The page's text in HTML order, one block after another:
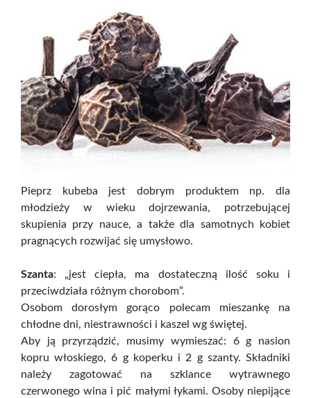
Pieprz kubeba jest dobrym produktem np. dla
młodzieży w wieku dojrzewania, potrzebującej
skupienia przy nauce, a także dla samotnych kobiet
pragnących rozwijać się umysłowo.
Szanta: „jest ciepła, ma dostateczną ilość soku i
przeciwdziała różnym chorobom”.
Osobom dorosłym gorąco polecam mieszankę na
chłodne dni, niestrawności i kaszel wg świętej.
Aby ją przyrządzić, musimy wymieszać: 6 g nasion
kopru włoskiego, 6 g koperku i 2 g szanty. Składniki
należy zagotować na szklance wytrawnego
czerwonego wina i pić małymi łykami. Osoby niepijące